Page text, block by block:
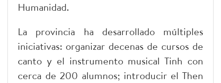
Humanidad.
La provincia ha desarrollado múltiples
iniciativas: organizar decenas de cursos de
canto y el instrumento musical Tinh con
cerca de 200 alumnos; introducir el Then